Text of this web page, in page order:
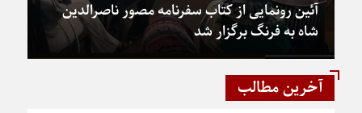
آئین رونمایی از کتاب سفرنامه مصور ناصرالدین
شاه به فرنگ برگزار شد
آخرین مطالب